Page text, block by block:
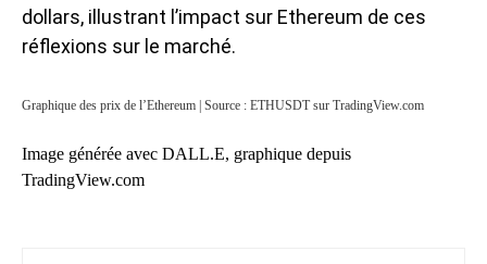
dollars, illustrant l’impact sur Ethereum de ces
réflexions sur le marché.
Graphique des prix de l’Ethereum | Source : ETHUSDT sur TradingView.com
Image générée avec DALL.E, graphique depuis
TradingView.com